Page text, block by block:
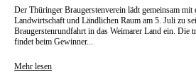
Der Thüringer Braugerstenverein lädt gemeinsam
Landwirtschaft und Ländlichen Raum am 5. Juli zu
Braugerstenrundfahrt in das Weimarer Land ein. Die
findet beim Gewinner...
Mehr lesen